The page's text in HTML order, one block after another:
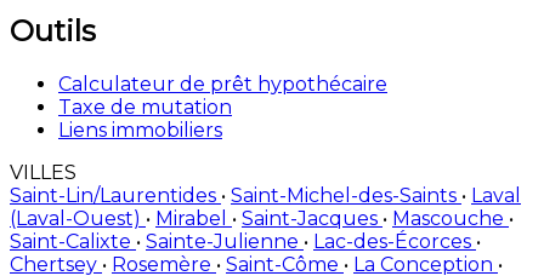
Outils
Calculateur de prêt hypothécaire
Taxe de mutation
Liens immobiliers
VILLES
Saint-Lin/Laurentides • Saint-Michel-des-Saints • Laval
(Laval-Ouest) • Mirabel • Saint-Jacques • Mascouche •
Saint-Calixte • Sainte-Julienne • Lac-des-Écorces •
Chertsey • Rosemère • Saint-Côme • La Conception •